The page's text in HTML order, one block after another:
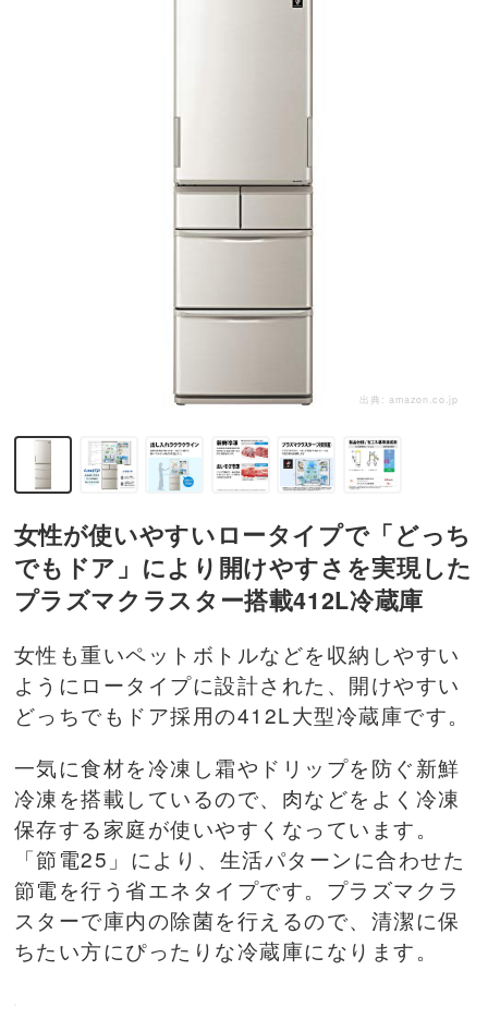
出典: amazon.co.jp
女性が使いやすいロータイプで「どっち
でもドア」により開けやすさを実現した
プラズマクラスター搭載412L冷蔵庫
女性も重いペットボトルなどを収納しやすい
ようにロータイプに設計された、開けやすい
どっちでもドア採用の412L大型冷蔵庫です。
一気に食材を冷凍し霜やドリップを防ぐ新鮮
冷凍を搭載しているので、肉などをよく冷凍
保存する家庭が使いやすくなっています。
「節電25」により、生活パターンに合わせた
節電を行う省エネタイプです。プラズマクラ
スターで庫内の除菌を行えるので、清潔に保
ちたい方にぴったりな冷蔵庫になります。